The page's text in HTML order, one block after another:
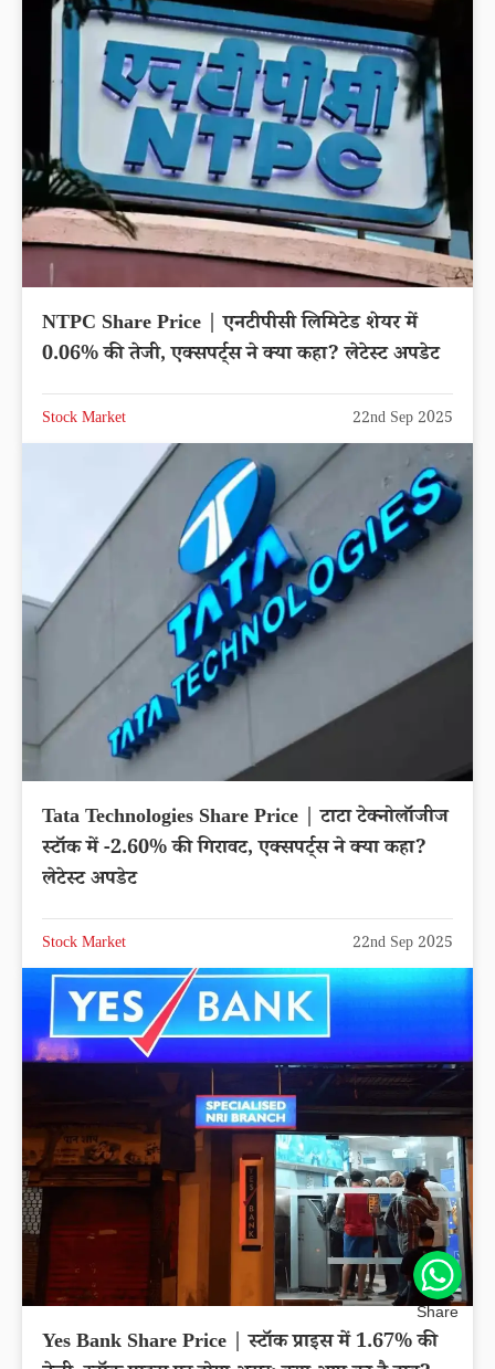
NTPC Share Price | एनटीपीसी लिमिटेड शेयर में
0.06% की तेजी, एक्सपर्ट्स ने क्या कहा? लेटेस्ट अपडेट
Stock Market 22nd Sep 2025
Tata Technologies Share Price | टाटा टेक्नोलॉजीज
स्टॉक में -2.60% की गिरावट, एक्सपर्ट्स ने क्या कहा?
लेटेस्ट अपडेट
Stock Market 22nd Sep 2025
Yes Bank Share Price | स्टॉक प्राइस में 1.67% की
Share